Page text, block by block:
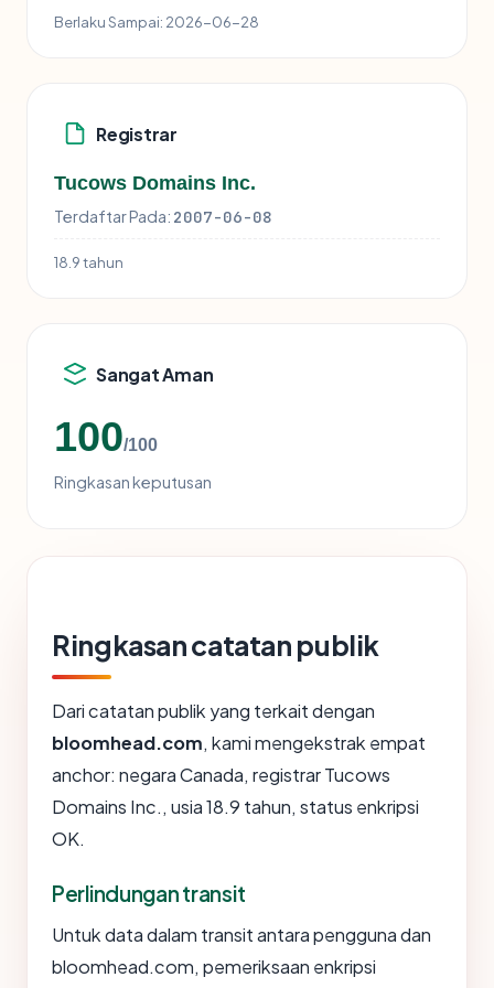
Berlaku Sampai: 2026-06-28
Registrar
Tucows Domains Inc.
Terdaftar Pada: 2007-06-08
18.9 tahun
Sangat Aman
100/100
Ringkasan keputusan
Ringkasan catatan publik
Dari catatan publik yang terkait dengan
bloomhead.com, kami mengekstrak empat
anchor: negara Canada, registrar Tucows
Domains Inc., usia 18.9 tahun, status enkripsi
OK.
Perlindungan transit
Untuk data dalam transit antara pengguna dan
bloomhead.com, pemeriksaan enkripsi